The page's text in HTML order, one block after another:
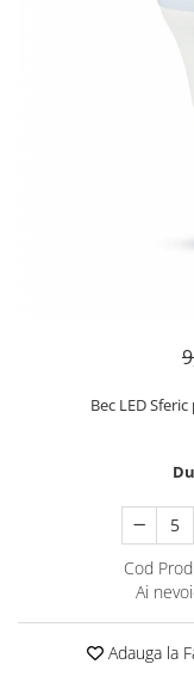
Bec LED
Cod
Ai
Adauga la